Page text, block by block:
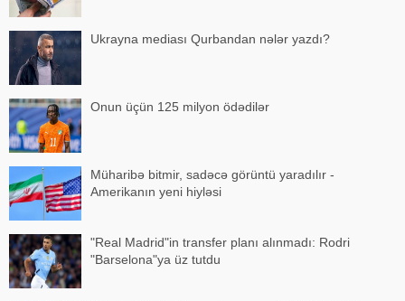
Ukrayna mediası Qurbandan nələr yazdı?
Onun üçün 125 milyon ödədilər
Müharibə bitmir, sadəcə görüntü yaradılır -
Amerikanın yeni hiyləsi
"Real Madrid"in transfer planı alınmadı: Rodri
"Barselona"ya üz tutdu